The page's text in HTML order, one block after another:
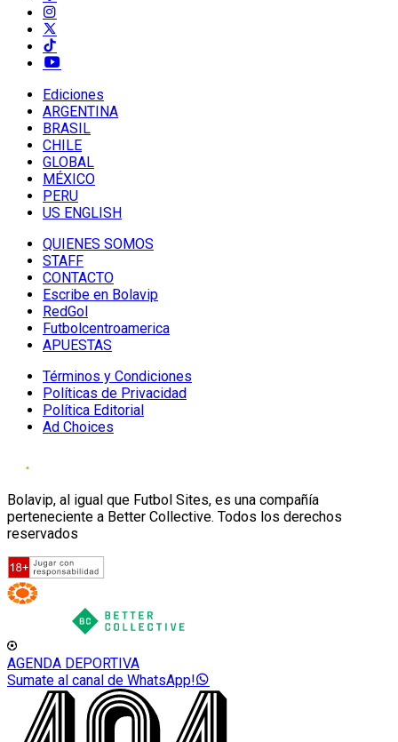
Ediciones
ARGENTINA
BRASIL
CHILE
GLOBAL
MÉXICO
PERU
US ENGLISH
QUIENES SOMOS
STAFF
CONTACTO
Escribe en Bolavip
RedGol
Futbolcentroamerica
APUESTAS
Términos y Condiciones
Políticas de Privacidad
Política Editorial
Ad Choices
Bolavip, al igual que Futbol Sites, es una compañía
perteneciente a Better Collective. Todos los derechos
reservados
AGENDA DEPORTIVA
Sumate al canal de WhatsApp!